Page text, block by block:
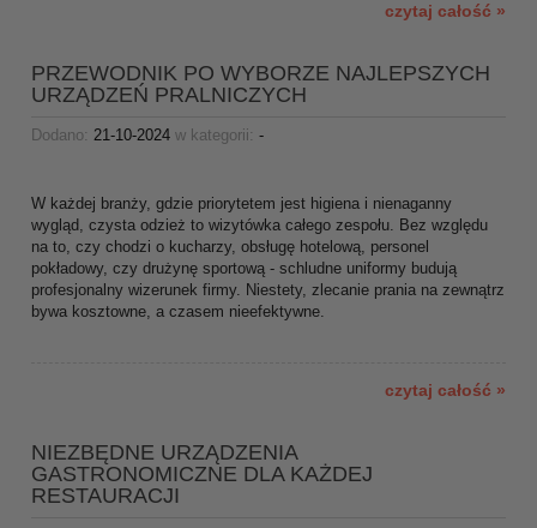
czytaj całość »
PRZEWODNIK PO WYBORZE NAJLEPSZYCH
URZĄDZEŃ PRALNICZYCH
Dodano: 21-10-2024 w kategorii: -
W każdej branży, gdzie priorytetem jest higiena i nienaganny
wygląd, czysta odzież to wizytówka całego zespołu. Bez względu
na to, czy chodzi o kucharzy, obsługę hotelową, personel
pokładowy, czy drużynę sportową - schludne uniformy budują
profesjonalny wizerunek firmy. Niestety, zlecanie prania na zewnątrz
bywa kosztowne, a czasem nieefektywne.
czytaj całość »
NIEZBĘDNE URZĄDZENIA
GASTRONOMICZNE DLA KAŻDEJ
RESTAURACJI